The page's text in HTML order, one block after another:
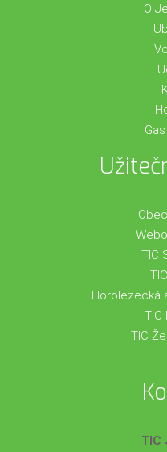
O
TIC
Horolezecká
TIC
TIC
TIC